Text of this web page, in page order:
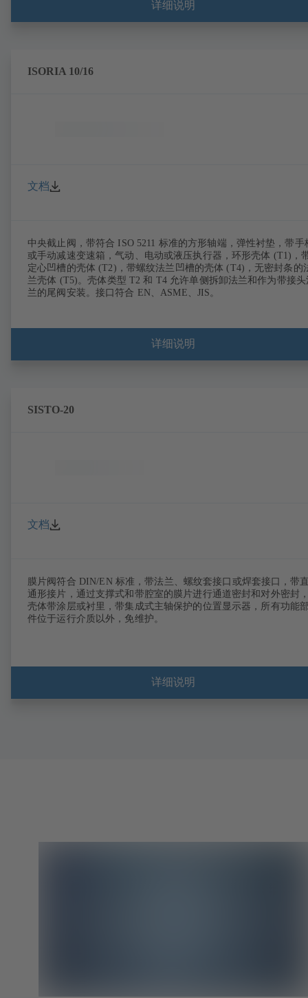
详细说明
ISORIA 10/16
文档
中央截止阀，带符合 ISO 5211 标准的方形轴端，弹性衬垫，带手
或手动减速变速箱，气动、电动或液压执行器，环形壳体 (T1)，
定心凹槽的壳体 (T2)，带螺纹法兰凹槽的壳体 (T4)，无密封条的
兰壳体 (T5)。壳体类型 T2 和 T4 允许单侧拆卸法兰和作为带接头
兰的尾阀安装。接口符合 EN、ASME、JIS。
详细说明
SISTO-20
文档
膜片阀符合 DIN/EN 标准，带法兰、螺纹套接口或焊套接口，带
通形接片，通过支撑式和带腔室的膜片进行通道密封和对外密封
壳体带涂层或衬里，带集成式主轴保护的位置显示器，所有功能
件位于运行介质以外，免维护。
详细说明